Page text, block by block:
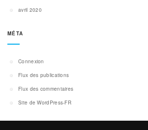
avril 2020
MÉTA
Connexion
Flux des publications
Flux des commentaires
Site de WordPress-FR